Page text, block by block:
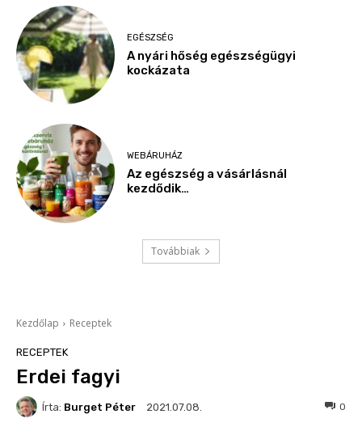
EGÉSZSÉG
A nyári hőség egészségügyi
kockázata
WEBÁRUHÁZ
Az egészség a vásárlásnál
kezdődik…
Továbbiak